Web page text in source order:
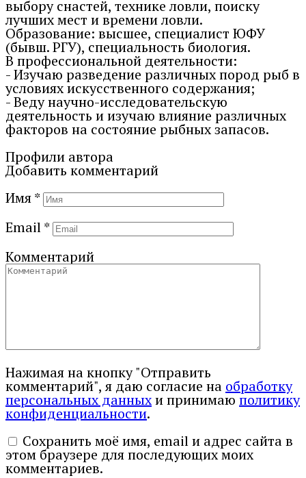
выбору снастей, технике ловли, поиску
лучших мест и времени ловли.
Образование: высшее, специалист ЮФУ
(бывш. РГУ), специальность биология.
В профессиональной деятельности:
- Изучаю разведение различных пород рыб в
условиях искусственного содержания;
- Веду научно-исследовательскую
деятельность и изучаю влияние различных
факторов на состояние рыбных запасов.
Профили автора
Добавить комментарий
Имя*
Email*
Комментарий
Нажимая на кнопку "Отправить
комментарий", я даю согласие на обработку
персональных данныхи принимаюполитику
конфиденциальности.
Сохранить моё имя, email и адрес сайта в
этом браузере для последующих моих
комментариев.